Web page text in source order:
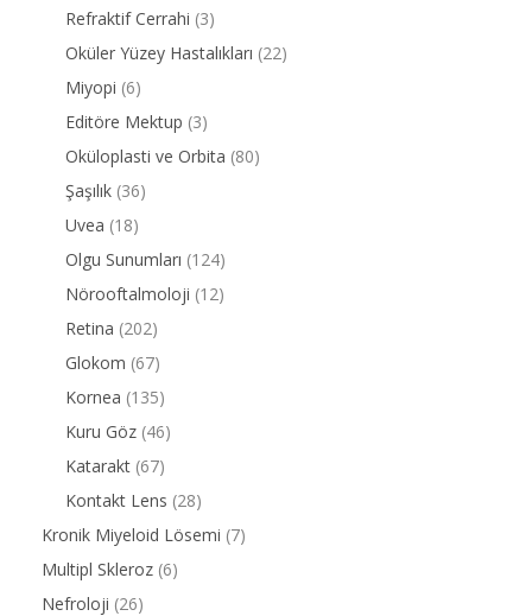
Refraktif Cerrahi (3)
Oküler Yüzey Hastalıkları (22)
Miyopi (6)
Editöre Mektup (3)
Oküloplasti ve Orbita (80)
Şaşılık (36)
Uvea (18)
Olgu Sunumları (124)
Nörooftalmoloji (12)
Retina (202)
Glokom (67)
Kornea (135)
Kuru Göz (46)
Katarakt (67)
Kontakt Lens (28)
Kronik Miyeloid Lösemi (7)
Multipl Skleroz (6)
Nefroloji (26)